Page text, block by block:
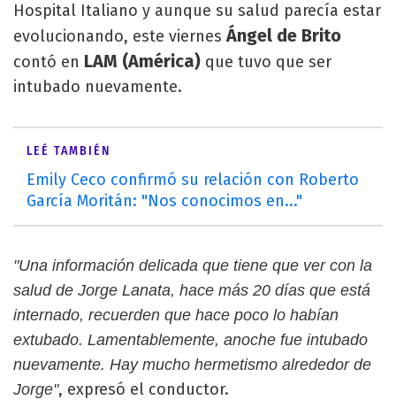
Hospital Italiano y aunque su salud parecía estar
evolucionando, este viernesÁngel de Brito
contó en LAM (América) que tuvo que ser
intubado nuevamente.
LEÉ TAMBIÉN
Emily Ceco confirmó su relación con Roberto
García Moritán: "Nos conocimos en..."
"Una información delicada que tiene que ver con la
salud de Jorge Lanata, hace más 20 días que está
internado, recuerden que hace poco lo habían
extubado. Lamentablemente, anoche fue intubado
nuevamente. Hay mucho hermetismo alrededor de
Jorge", expresó el conductor.